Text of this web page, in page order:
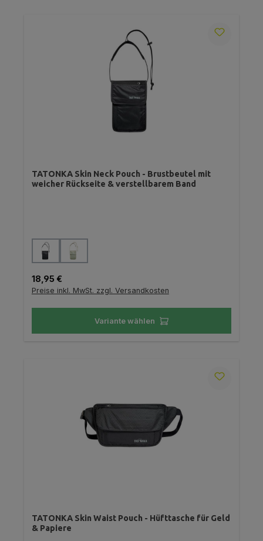
TATONKA Skin Neck Pouch - Brustbeutel mit
weicher Rückseite & verstellbarem Band
Farbe auswählen
Regulärer Preis:
18,95 €
Preise inkl. MwSt. zzgl. Versandkosten
Variante wählen
TATONKA Skin Waist Pouch - Hüfttasche für Geld
& Papiere